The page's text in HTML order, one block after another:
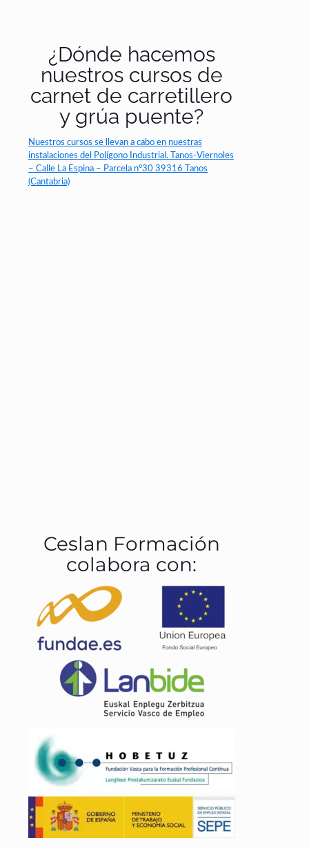
¿Dónde hacemos
nuestros cursos de
carnet de carretillero
y grúa puente?
Nuestros cursos se llevan a cabo en nuestras
instalaciones del Polígono Industrial. Tanos-Viernoles
– Calle La Espina – Parcela nº30 39316 Tanos
(Cantabria)
Ceslan Formación
colabora con: